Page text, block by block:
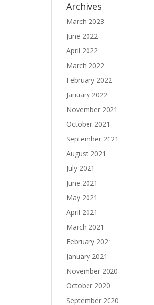
Archives
March 2023
June 2022
April 2022
March 2022
February 2022
January 2022
November 2021
October 2021
September 2021
August 2021
July 2021
June 2021
May 2021
April 2021
March 2021
February 2021
January 2021
November 2020
October 2020
September 2020